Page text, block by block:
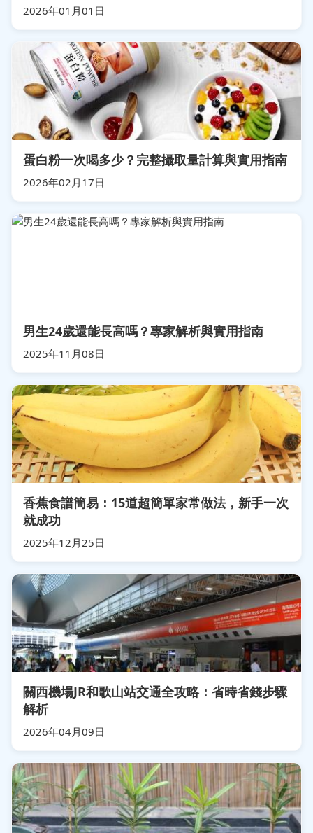
2026年01月01日
蛋白粉一次喝多少？完整攝取量計算與實用指南
2026年02月17日
男生24歲還能長高嗎？專家解析與實用指南
2025年11月08日
香蕉食譜簡易：15道超簡單家常做法，新手一次
就成功
2025年12月25日
關西機場JR和歌山站交通全攻略：省時省錢步驟
解析
2026年04月09日